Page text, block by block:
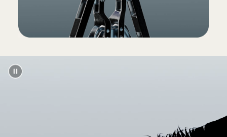
vienen preinstaladas)
Estuche de carga inalámbrica
Guía de inicio rápido
El 100% del empaque de los audífonos